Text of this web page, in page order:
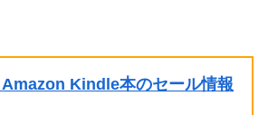
Amazon Kindle本のセール情報